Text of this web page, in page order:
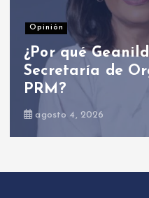
Presidente
primer Foro
miras a
económico
agosto 6, 2026